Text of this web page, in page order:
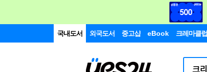
국내도서 외국도서 중고샵 eBook 크레마클럽